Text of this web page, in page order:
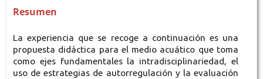
Resumen
La experiencia que se recoge a continuación es una
propuesta didáctica para el medio acuático que toma
como ejes fundamentales la intradisciplinariedad, el
uso de estrategias de autorregulación y la evaluación